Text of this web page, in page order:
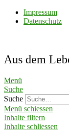
Impressum
Datenschutz
Aus dem
Menü
Suche
Suche
Menü schiessen
Inhalte filtern
Inhalte schliessen